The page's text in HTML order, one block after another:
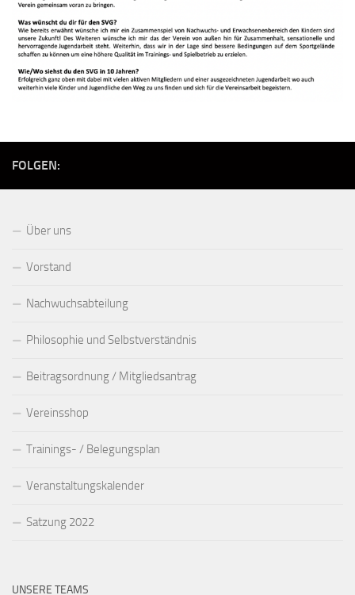
FOLGEN:
Über uns
Vorstand
Nachwuchsabteilung
Philosophie und Selbstverständnis
Beitragsordnung / Mitgliedsantrag
Vereinsshop
Trainings- / Belegungsplan
Veranstaltungskalender
Satzung 2022
UNSERE TEAMS